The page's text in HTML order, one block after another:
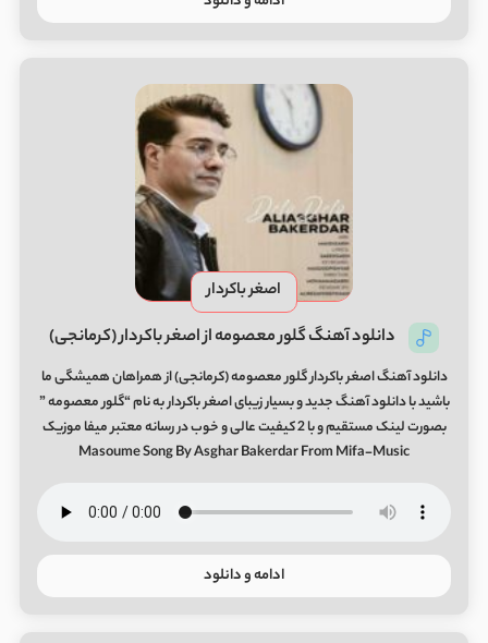
اصغر باکردار
دانلود آهنگ گلور معصومه از اصغر باکردار (کرمانجی)
دانلود آهنگ اصغر باکردار گلور معصومه (کرمانجی) از همراهان همیشگی ما
باشید با دانلود آهنگ جدید و بسیار زیبای اصغر باکردار به نام “گلور معصومه ”
بصورت لینک مستقیم و با 2 کیفیت عالی و خوب در رسانه معتبر میفا موزیک
Masoume Song By Asghar Bakerdar From Mifa-Music
ادامه و دانلود